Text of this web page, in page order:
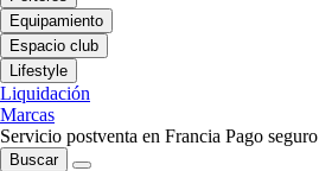
Equipamiento
Espacio club
Lifestyle
Liquidación
Marcas
Servicio postventa en Francia Pago seguro
Buscar